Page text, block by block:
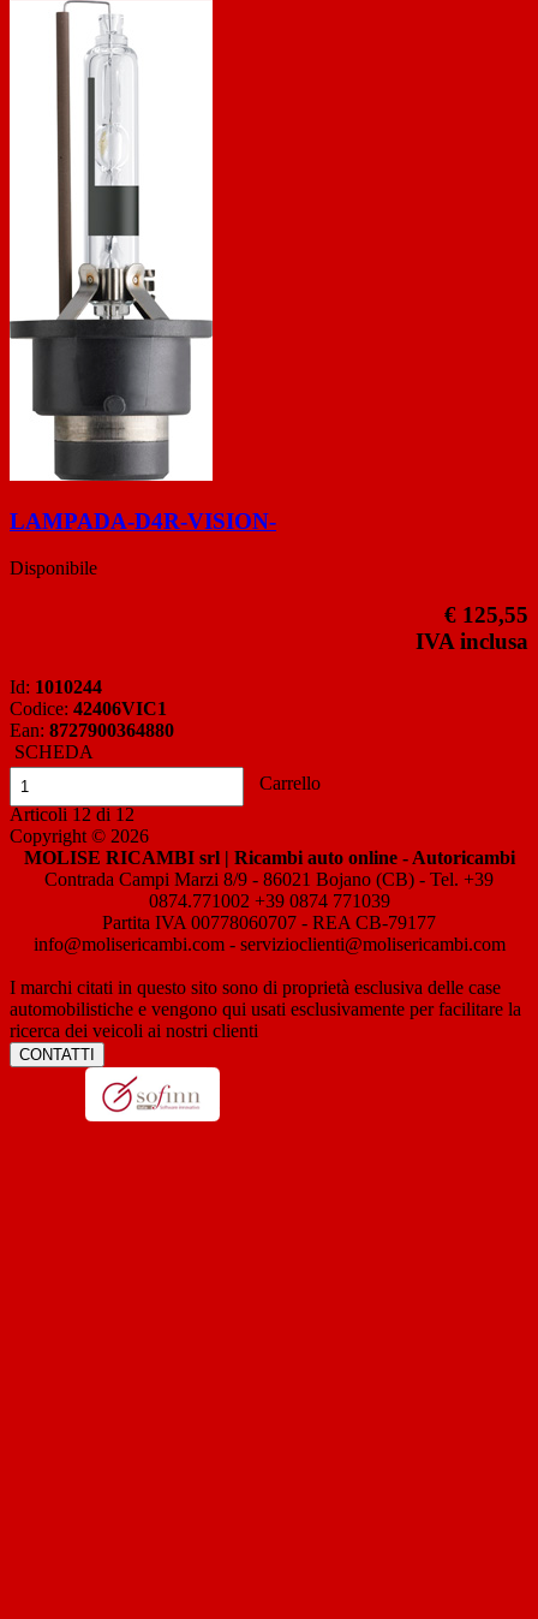
LAMPADA-D4R-VISION-
Disponibile
€ 125,55
IVA inclusa
Id: 1010244
Codice: 42406VIC1
Ean: 8727900364880
SCHEDA
Carrello
Articoli 12 di 12
Copyright © 2026
MOLISE RICAMBI srl | Ricambi auto online - Autoricambi
Contrada Campi Marzi 8/9 - 86021 Bojano (CB) - Tel. +39
0874.771002 +39 0874 771039
Partita IVA 00778060707 - REA CB-79177
info@molisericambi.com - servizioclienti@molisericambi.com
I marchi citati in questo sito sono di proprietà esclusiva delle case
automobilistiche e vengono qui usati esclusivamente per facilitare la
ricerca dei veicoli ai nostri clienti
CONTATTI